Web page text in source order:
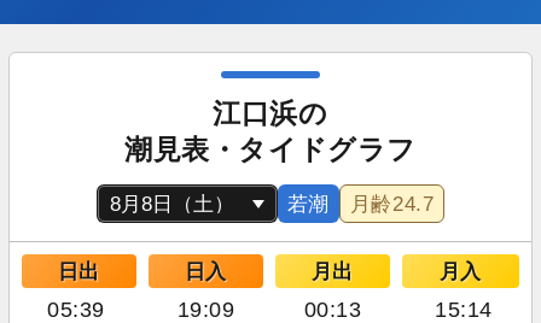
江口浜の
潮見表・タイドグラフ
若潮 月齢24.7
日出 日入 月出 月入
05:39 19:09 00:13 15:14